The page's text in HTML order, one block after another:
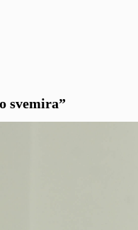
svemira”